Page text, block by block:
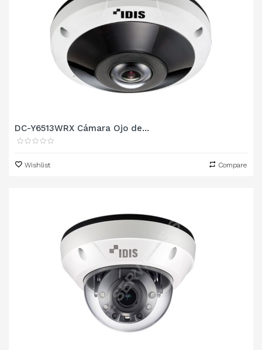
DC-Y6513WRX Cámara Ojo de...
Wishlist Compare